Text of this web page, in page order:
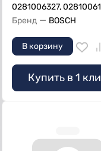
0281006327,
Бренд — BOSCH
В корзину
Купить в 1